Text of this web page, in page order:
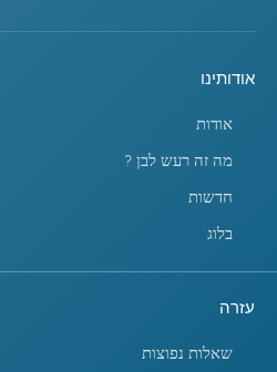
אודותינו
אודות
מה זה רעש לבן ?
חדשות
בלוג
עזרה
שאלות נפוצות